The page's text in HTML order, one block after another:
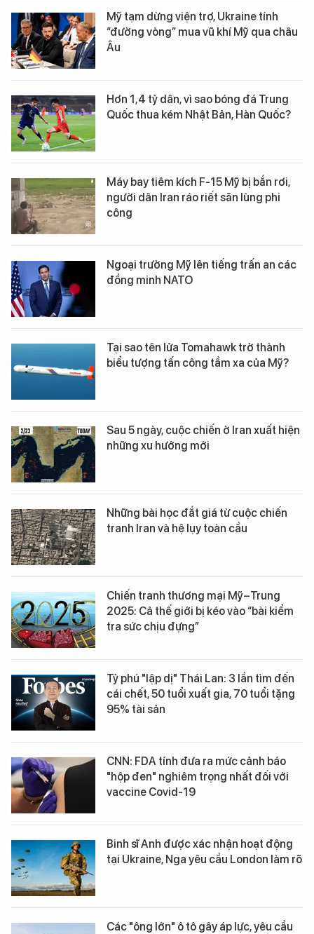
Mỹ tạm dừng viện trợ, Ukraine tính
“đường vòng” mua vũ khí Mỹ qua châu
Âu
Hơn 1,4 tỷ dân, vì sao bóng đá Trung
Quốc thua kém Nhật Bản, Hàn Quốc?
Máy bay tiêm kích F-15 Mỹ bị bắn rơi,
người dân Iran ráo riết săn lùng phi
công
Ngoại trưởng Mỹ lên tiếng trấn an các
đồng minh NATO
Tại sao tên lửa Tomahawk trở thành
biểu tượng tấn công tầm xa của Mỹ?
Sau 5 ngày, cuộc chiến ở Iran xuất hiện
những xu hướng mới
Những bài học đắt giá từ cuộc chiến
tranh Iran và hệ lụy toàn cầu
Chiến tranh thương mại Mỹ–Trung
2025: Cả thế giới bị kéo vào “bài kiểm
tra sức chịu đựng”
Tỷ phú "lập dị" Thái Lan: 3 lần tìm đến
cái chết, 50 tuổi xuất gia, 70 tuổi tặng
95% tài sản
CNN: FDA tính đưa ra mức cảnh báo
"hộp đen" nghiêm trọng nhất đối với
vaccine Covid-19
Binh sĩ Anh được xác nhận hoạt động
tại Ukraine, Nga yêu cầu London làm rõ
Các "ông lớn" ô tô gây áp lực, yêu cầu